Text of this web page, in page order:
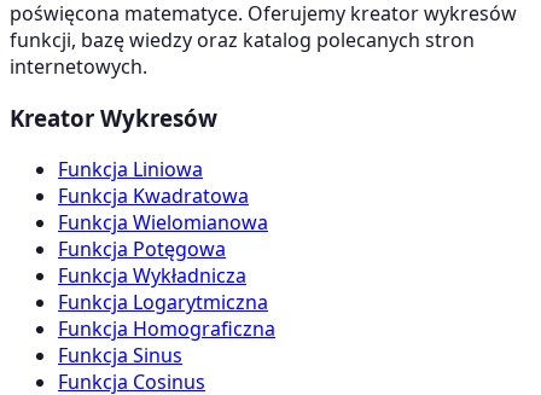
poświęcona matematyce. Oferujemy kreator wykresów
funkcji, bazę wiedzy oraz katalog polecanych stron
internetowych.
Kreator Wykresów
Funkcja Liniowa
Funkcja Kwadratowa
Funkcja Wielomianowa
Funkcja Potęgowa
Funkcja Wykładnicza
Funkcja Logarytmiczna
Funkcja Homograficzna
Funkcja Sinus
Funkcja Cosinus